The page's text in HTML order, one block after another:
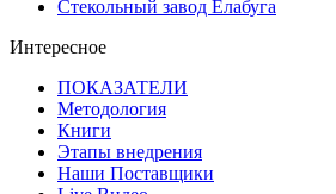
Стекольный завод Елабуга
Интересное
ПОКАЗАТЕЛИ
Методология
Книги
Этапы внедрения
Наши Поставщики